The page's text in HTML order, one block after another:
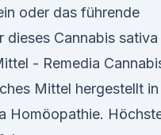
oder das führende
Cannabis sativa
- Remedia
Mittel hergestellt in
Homöopathie.